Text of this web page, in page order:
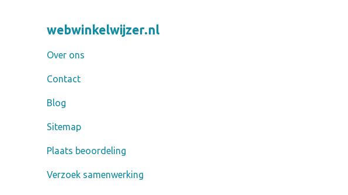
webwinkelwijzer.nl
Over ons
Contact
Blog
Sitemap
Plaats beoordeling
Verzoek samenwerking